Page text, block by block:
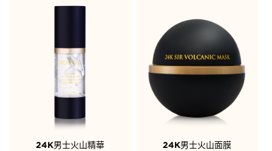
24K男士火山精華 24K男士火山面膜